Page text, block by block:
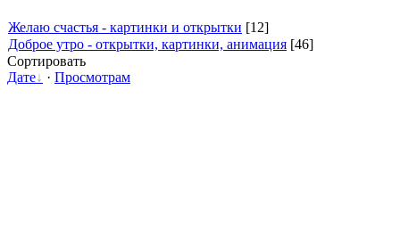
Желаю счастья - картинки и открытки [12]
Доброе утро - открытки, картинки, анимация [46]
Сортировать
Дате
· Просмотрам